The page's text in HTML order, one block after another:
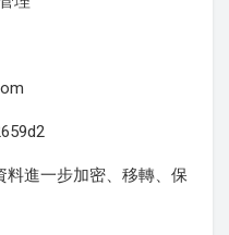
料進一步加密、移轉、保